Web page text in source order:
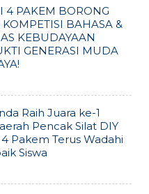
4 PAKEM BORONG
BAHASA &
KEBUDAYAAN
GENERASI MUDA
Raih Juara ke-1
Pencak Silat DIY
Pakem Terus Wadahi
Siswa